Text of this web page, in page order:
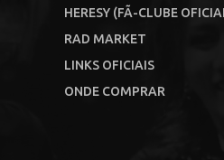
HERESY (FÃ-CLUBE
RAD MARKET
LINKS OFICIAIS
ONDE COMPRAR